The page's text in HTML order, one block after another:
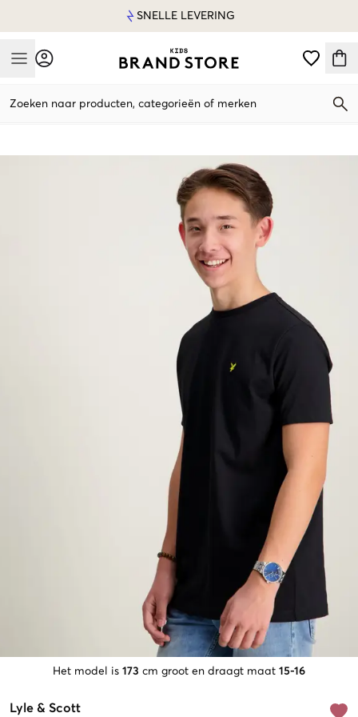
SNELLE LEVERING
Mobile Menu
Zoeken naar producten, categorieën of merken
Het model is 173 cm groot en draagt maat 15-16
Lyle & Scott